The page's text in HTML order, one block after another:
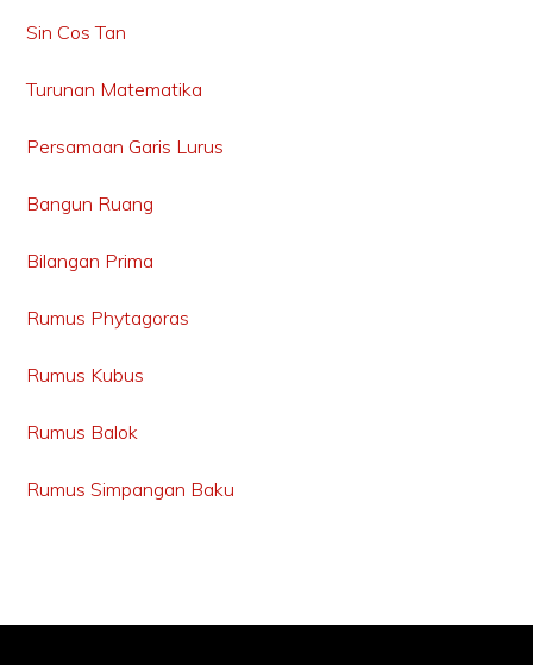
Sin Cos Tan
Turunan Matematika
Persamaan Garis Lurus
Bangun Ruang
Bilangan Prima
Rumus Phytagoras
Rumus Kubus
Rumus Balok
Rumus Simpangan Baku